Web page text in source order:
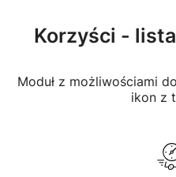
Korzyści -
Moduł z możliwościami
ikon z